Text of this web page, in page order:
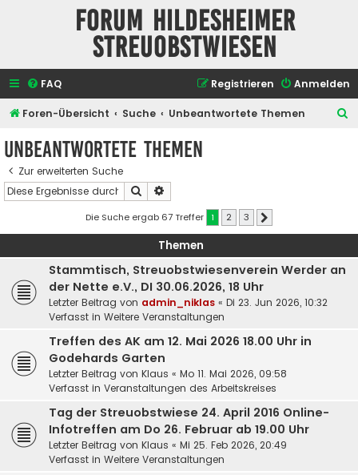
Forum Hildesheimer
Streuobstwiesen
FAQ Anmelden
Registrieren
Foren-Übersicht Suche Unbeantwortete Themen
Unbeantwortete Themen
Zur erweiterten Suche
Suche
Die Suche ergab 67 Treffer 1 2 3
Themen
Stammtisch, Streuobstwiesenverein Werder an
der Nette e.V., DI 30.06.2026, 18 Uhr
Letzter Beitrag von admin_niklas « Di 23. Jun 2026, 10:32
Verfasst in Weitere Veranstaltungen
Treffen des AK am 12. Mai 2026 18.00 Uhr in
Godehards Garten
Letzter Beitrag von Klaus « Mo 11. Mai 2026, 09:58
Verfasst in Veranstaltungen des Arbeitskreises
Tag der Streuobstwiese 24. April 2016 Online-
Infotreffen am Do 26. Februar ab 19.00 Uhr
Letzter Beitrag von Klaus « Mi 25. Feb 2026, 20:49
Verfasst in Weitere Veranstaltungen